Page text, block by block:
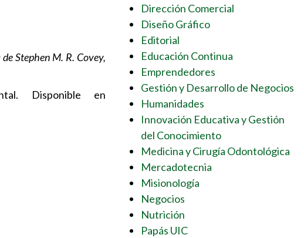
Stephen M. R. Covey,
Disponible en
Dirección Comercial
Diseño Gráfico
Editorial
Educación Continua
Emprendedores
Gestión y Desarrollo de Negocios
Humanidades
Innovación Educativa y Gestión
del Conocimiento
Medicina y Cirugía Odontológica
Mercadotecnia
Misionología
Negocios
Nutrición
Papás UIC